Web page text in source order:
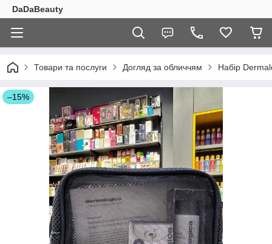
DaDaBeauty
Товари та послуги Догляд за обличчям Набір
–15%